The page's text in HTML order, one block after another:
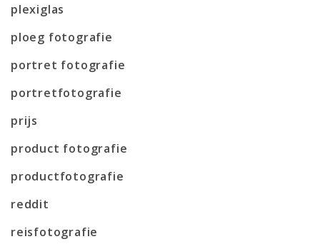
plexiglas
ploeg fotografie
portret fotografie
portretfotografie
prijs
product fotografie
productfotografie
reddit
reisfotografie